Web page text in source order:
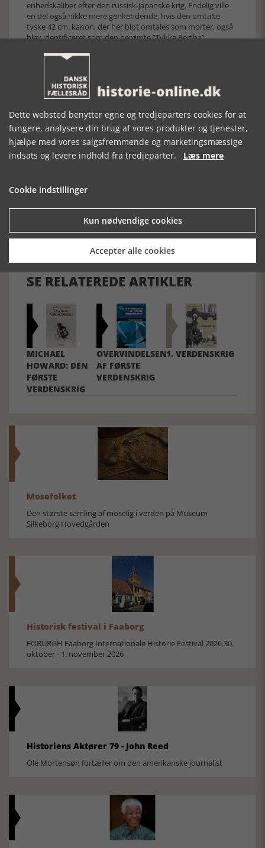
enhedskaliber efter den russisk-japanske krig. Endelig ville
en del også nikke mere genkendende, hvis den omtalte
tyske 42 cm. kanon, der her blot omtales som morter, også
blev identificeret som den berømte ”Tykke Bertha”.
skønhedspletter.
Med alt det skrevne og dette sidste afsnit in mente vil jeg
konkludere, at læsere med forkærlighed for Buk-Swienty
m.fl., i selskab med denne bog i høj grad kan forvente sig
både spændende timer og en solidt formidlet historisk
oplevelse på et hidtil relativt sparsomt beskrevet felt af
søkrigshistorien.
[Historie-onlione.dk, den 11. marts 2026]
Forrige artikel
SE RELATEREDE ARTIKLER
MICHAEL
HOWARD: DEN
FØRSTE
VERDENSKRIG
OVERVINDELSEN
AF FØRSTE
VERDENSKRIG
1. VERDENSKRIG
Mosefolket
Den største samling af moselig i verden på Museum
Silkeborg Hovedgården
Historisk festival i Faaborg
FOBURGH Faaborg Internationale Historie Festival 2026 30.
oktober - 1. november 2026
Historiens Aktører 79 - John Reed
Ole Mortensøn fortæller om den amerikanske journalist
Dette websted benytter egne og tredjeparters cookies for at
fungere, analysere din brug af vores produkter og tjenester,
hjælpe med vores salgsfremmende og marketingsmæssige
indsats og levere indhold fra tredjeparter. Læs mere
Cookie indstillinger
Kun nødvendige cookies
Accepter alle cookies